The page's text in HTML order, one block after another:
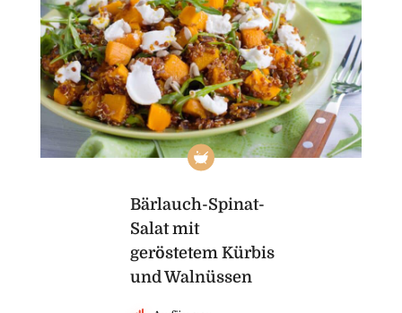
Bärlauch-Spinat-
Salat mit
geröstetem Kürbis
und Walnüssen